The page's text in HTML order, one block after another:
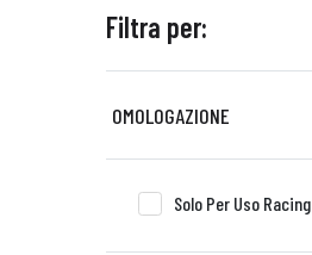
Filtra per:
OMOLOGAZIONE
Solo Per Uso Racing